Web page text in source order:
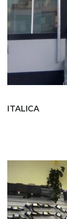
ITALICA